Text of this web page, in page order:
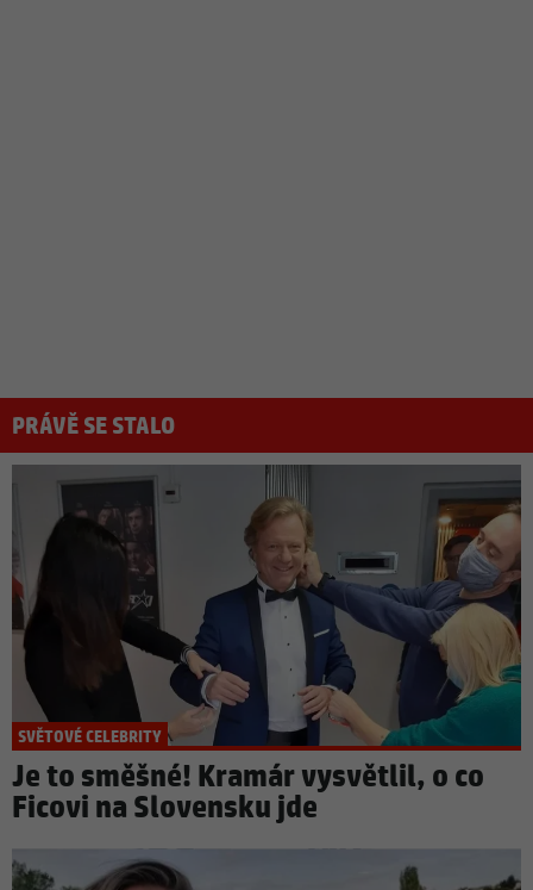
PRÁVĚ SE STALO
SVĚTOVÉ CELEBRITY
Je to směšné! Kramár vysvětlil, o co
Ficovi na Slovensku jde